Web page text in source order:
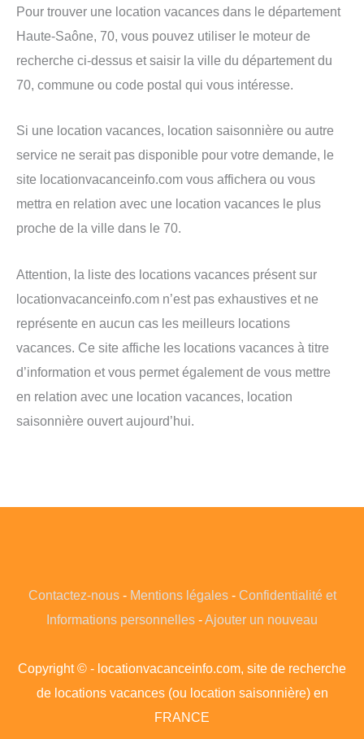
Pour trouver une location vacances dans le département
Haute-Saône, 70, vous pouvez utiliser le moteur de
recherche ci-dessus et saisir la ville du département du
70, commune ou code postal qui vous intéresse.
Si une location vacances, location saisonnière ou autre
service ne serait pas disponible pour votre demande, le
site locationvacanceinfo.com vous affichera ou vous
mettra en relation avec une location vacances le plus
proche de la ville dans le 70.
Attention, la liste des locations vacances présent sur
locationvacanceinfo.com n’est pas exhaustives et ne
représente en aucun cas les meilleurs locations
vacances. Ce site affiche les locations vacances à titre
d’information et vous permet également de vous mettre
en relation avec une location vacances, location
saisonnière ouvert aujourd’hui.
Contactez-nous- Mentions légales- Confidentialité et
Informations personnelles -Ajouter un nouveau
Copyright © - locationvacanceinfo.com, site de recherche
de locations vacances (ou location saisonnière) en
FRANCE